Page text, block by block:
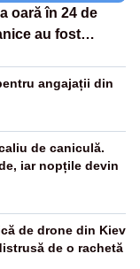
oară în 24 de
au fost
angajații din
de caniculă.
iar nopțile devin
de drone din Kiev
de o rachetă